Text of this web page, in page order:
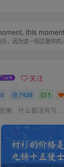
this
，因为这一刻正是你的
关注
7426 1
懒，什么都没有写...